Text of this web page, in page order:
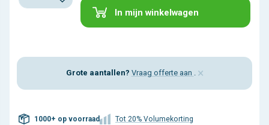
In mijn winkelwagen
Grote aantallen? Vraag offerte aan . ×
1000+ op voorraad
Tot 20% Volumekorting